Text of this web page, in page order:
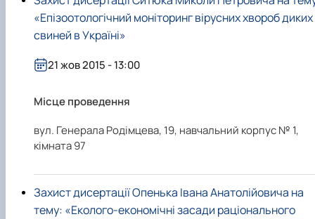
«Епізоотологічний моніторинг вірусних хвороб диких
свиней в Україні»
21 жов 2015 - 13:00
Місце проведення
вул. Генерала Родімцева, 19, навчальний корпус № 1,
кімната 97
Захист дисертації Опенька Івана Анатолійовича на
тему: «Еколого-економічні засади раціонального